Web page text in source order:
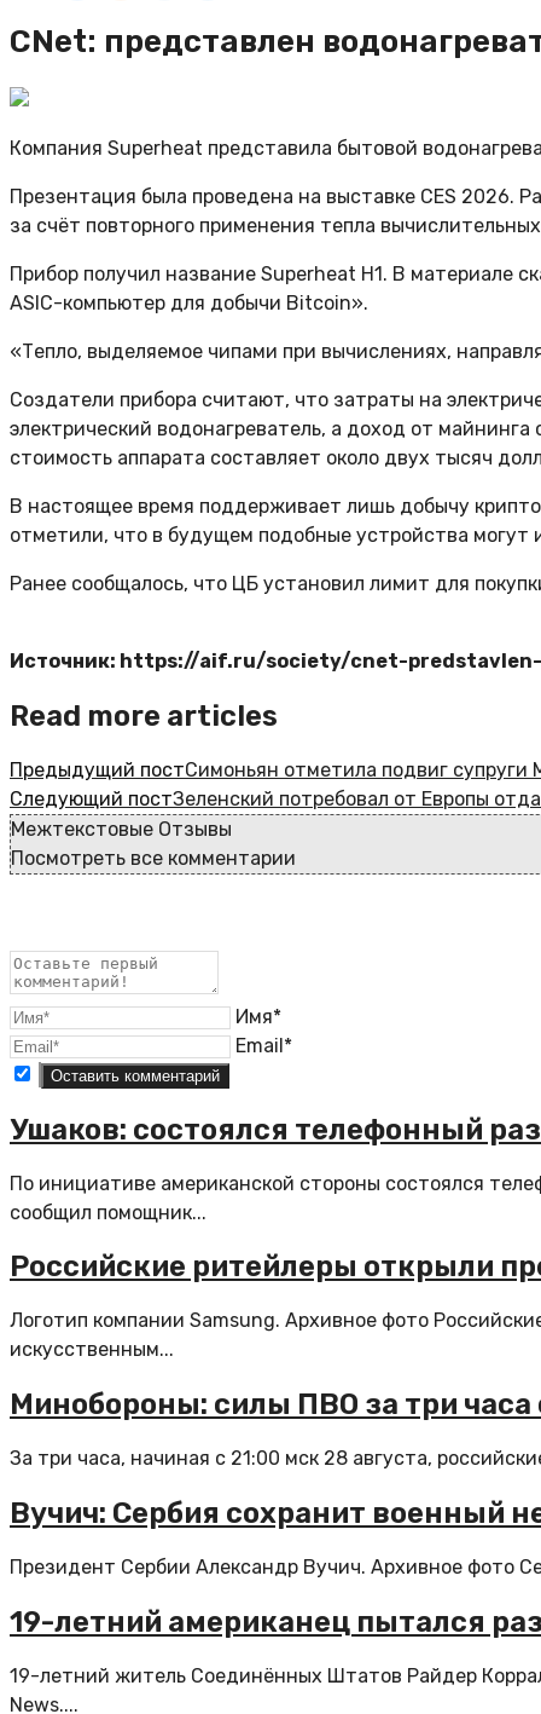
CNet: представлен
Компания Superheat представила бытовой
Презентация была проведена на выставке CES 2026.
за счёт повторного применения тепла
Прибор получил название Superheat H1. В материале
ASIC-компьютер для добычи Bitcoin».
«Тепло, выделяемое чипами при вычислениях,
Создатели прибора считают, что затраты на
электрический водонагреватель, а доход от
стоимость аппарата составляет около двух тысяч
В настоящее время поддерживает лишь добычу
отметили, что в будущем подобные устройства
Ранее сообщалось, что ЦБ установил лимит для
Источник: https://aif.ru/society/cnet-
Read more articles
Предыдущий постСимоньян отметила подвиг
Следующий постЗеленский потребовал от Европы
Межтекстовые Отзывы
Посмотреть все комментарии
Имя*
Email*
Ушаков: состоялся телефонный
По инициативе американской стороны состоялся
сообщил помощник...
Российские ритейлеры открыли
Логотип компании Samsung. Архивное фото
искусственным...
Минобороны: силы ПВО за три
За три часа, начиная с 21:00 мск 28 августа,
Вучич: Сербия сохранит военный
Президент Сербии Александр Вучич. Архивное фото
19-летний американец пытался
19-летний житель Соединённых Штатов Райдер
News....